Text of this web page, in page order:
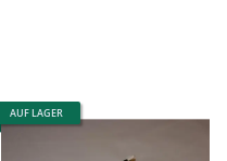
AUF LAGER